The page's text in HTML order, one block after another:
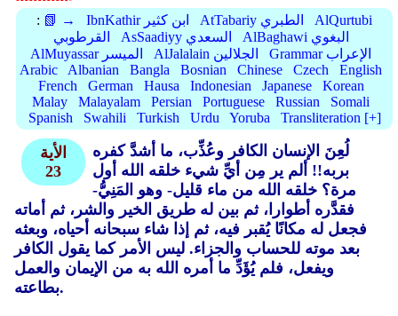
: 📗 → IbnKathir ابن كثير AtTabariy الطبري
AlQurtubi
القرطوبي
AsSaadiyy السعدي
AlBaghawi البغوي
AlMuyassar الميسر
AlJalalain الجلالين
Grammar الإعراب
Arabic
Albanian Bangla Bosnian Chinese Czech
English
French
German Hausa Indonesian Japanese
Korean
Malay
Malayalam Persian Portuguese Russian
Somali
Spanish
Swahili Turkish Urdu Yoruba Transliteration [+]
الأية
23
لُعِنَ الإنسان الكافر وعُذِّب، ما أشدَّ كفره
بربه!! ألم ير مِن أيِّ شيء خلقه الله أول
مرة؟ خلقه الله من ماء قليل- وهو المَنِيُّ-
فقدَّره أطوارا، ثم بين له طريق الخير والشر، ثم أماته
فجعل له مكانًا يُقبر فيه، ثم إذا شاء سبحانه أحياه، وبعثه
بعد موته للحساب والجزاء. ليس الأمر كما يقول الكافر
ويفعل، فلم يُؤَدِّ ما أمره الله به من الإيمان والعمل
بطاعته.